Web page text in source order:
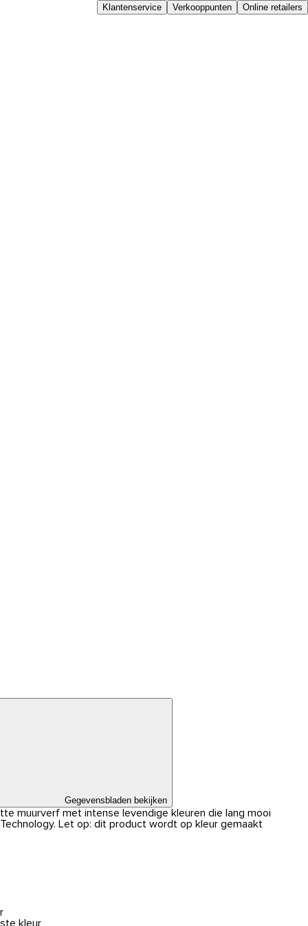
Klantenservice Verkooppunten Online retailers
Gegevensbladen bekijken
muurverf met intense levendige kleuren die lang mooi
Let op: dit product wordt op kleur gemaakt
kleur